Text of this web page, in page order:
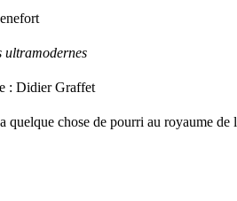
ultramodernes
: Didier Graffet
quelque chose de pourri au royaume de